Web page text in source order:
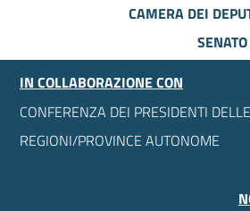
CAMERA DEI
IN COLLABORAZIONE CON
CONFERENZA DEI PRESIDENTI
REGIONI/PROVINCE AUTONOME